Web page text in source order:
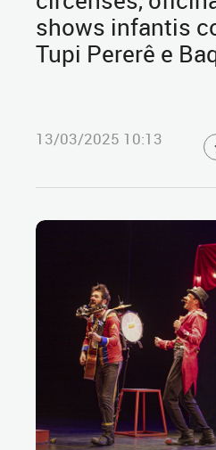
shows infantis
Tupi Pererê e
13/03/2025 10:13